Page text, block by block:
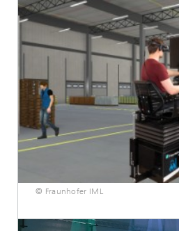
© Fraunhofer IML